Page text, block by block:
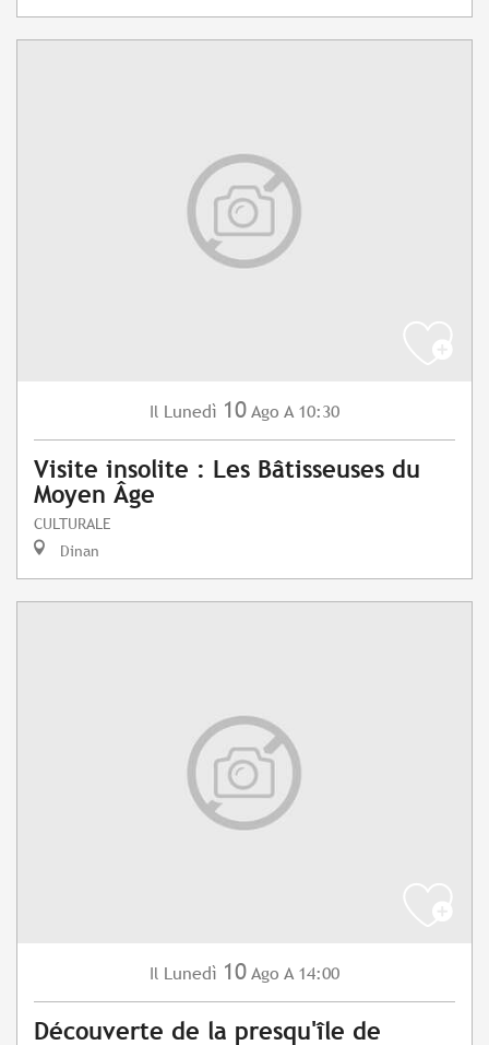
Il Lunedì 10 Ago A 10:30
Visite insolite : Les Bâtisseuses du
Moyen Âge
CULTURALE
Dinan
Il Lunedì 10 Ago A 14:00
Découverte de la presqu'île de